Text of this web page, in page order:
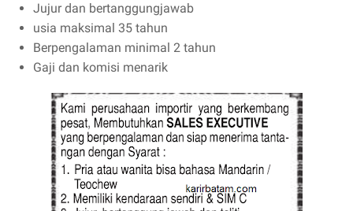
Jujur dan bertanggungjawab
usia maksimal 35 tahun
Berpengalaman minimal 2 tahun
Gaji dan komisi menarik